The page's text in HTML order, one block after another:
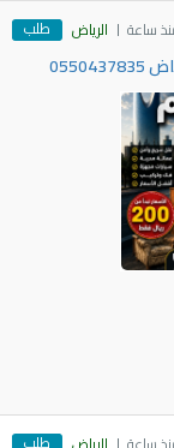
ساعة الرياض طلب